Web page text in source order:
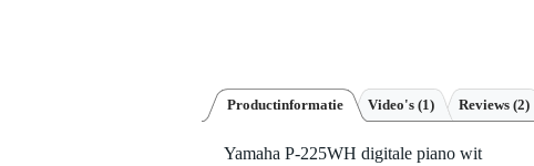
Productinformatie Video's (1) Reviews (2)
Yamaha P-225WH digitale piano wit